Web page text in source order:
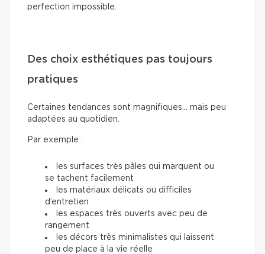
perfection impossible.
Des choix esthétiques pas toujours
pratiques
Certaines tendances sont magnifiques… mais peu
adaptées au quotidien.
Par exemple :
les surfaces très pâles qui marquent ou
se tachent facilement
les matériaux délicats ou difficiles
d’entretien
les espaces très ouverts avec peu de
rangement
les décors très minimalistes qui laissent
peu de place à la vie réelle